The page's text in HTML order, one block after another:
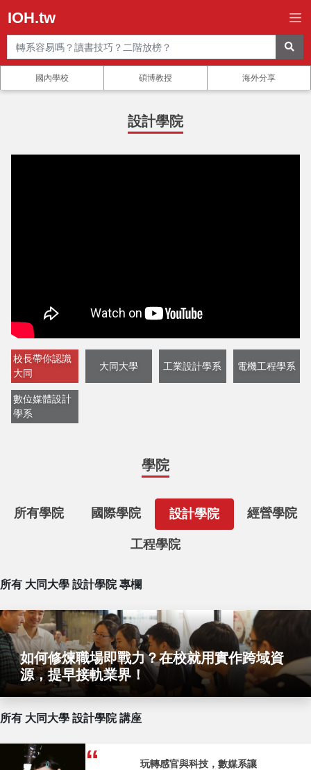
IOH.tw
國內學校 碩博教授 海外分享
設計學院
校長帶你認識
大同
大同大學 工業設計學系 電機工程學系
數位媒體設計
學系
學院
所有學院 國際學院 設計學院 經營學院
工程學院
所有 大同大學 設計學院 專欄
如何修煉職場即戰力？在校就用實作跨域資
源，提早接軌業界！
所有 大同大學 設計學院 講座
玩轉感官與科技，數媒系讓